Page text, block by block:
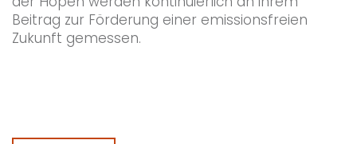
Beitrag zur Förderung einer emissionsfreien
Zukunft gemessen.